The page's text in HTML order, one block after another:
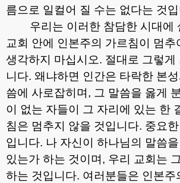
름으로 일컬어 질 수는 없다는 것
우리는 이러한 참담한 시대에
교회 안에 인본주의 가르침이 멈추
생각하지 마십시오. 절대로 그렇게
니다. 왜냐하면 인간은 타락한 본
씀에 사로잡히며 , 그 말씀을 옳게
이 없는 자들이 그 자리에 있는 한
침은 멈추지 않을 것입니다. 중요
입니다. 나 자신이 하나님의 말씀
있는가 하는 것이며 , 우리 교회는
하는 것입니다. 여러분들은 인본주